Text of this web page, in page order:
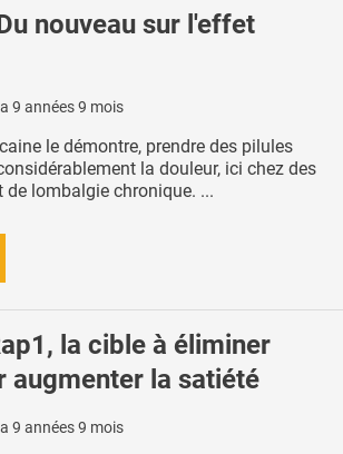
nouveau sur l'effet
9 années 9 mois
le démontre, prendre des pilules
la douleur, ici chez des
lombalgie chronique. ...
la cible à éliminer
augmenter la satiété
9 années 9 mois